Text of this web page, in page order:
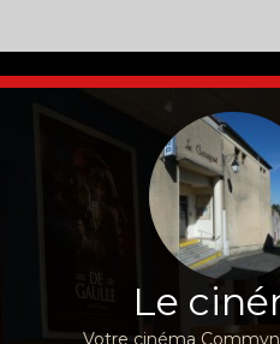
Le
Votre cinéma